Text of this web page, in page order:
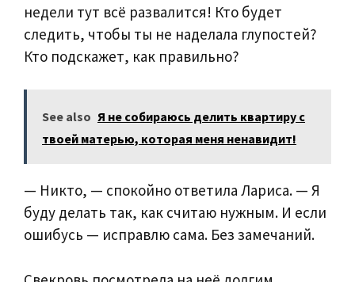
недели тут всё развалится! Кто будет
следить, чтобы ты не наделала глупостей?
Кто подскажет, как правильно?
See also Я не собираюсь делить квартиру с
твоей матерью, которая меня ненавидит!
— Никто, — спокойно ответила Лариса. — Я
буду делать так, как считаю нужным. И если
ошибусь — исправлю сама. Без замечаний.